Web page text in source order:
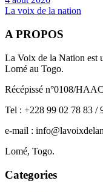
La voix de la nation
A PROPOS
La Voix de la Nation est
Lomé au Togo.
Récépissé n°0108/
Tel : +228 99 02 78 83 /
e-mail :
Lomé, Togo.
Categories